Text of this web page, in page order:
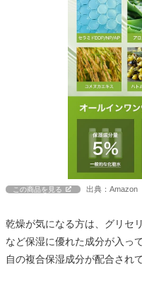
この商品を見る 出典：Amazon
乾燥が気になる方は、グリセ
など保湿に優れた成分が入っ
自の複合保湿成分が配合され